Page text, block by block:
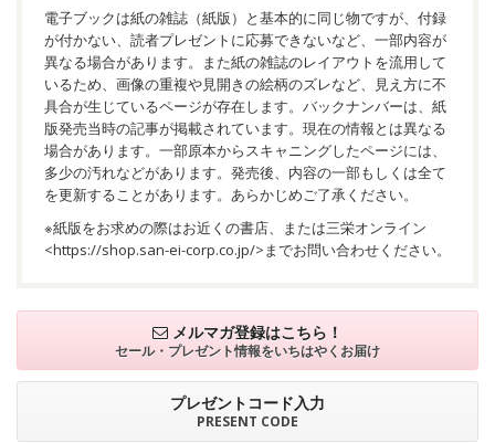
電子ブックは紙の雑誌（紙版）と基本的に同じ物ですが、付録
が付かない、読者プレゼントに応募できないなど、一部内容が
異なる場合があります。また紙の雑誌のレイアウトを流用して
いるため、画像の重複や見開きの絵柄のズレなど、見え方に不
具合が生じているページが存在します。バックナンバーは、紙
版発売当時の記事が掲載されています。現在の情報とは異なる
場合があります。一部原本からスキャニングしたページには、
多少の汚れなどがあります。発売後、内容の一部もしくは全て
を更新することがあります。あらかじめご了承ください。
※紙版をお求めの際はお近くの書店、または三栄オンライン
<https://shop.san-ei-corp.co.jp/>までお問い合わせください。
メルマガ登録はこちら！
セール・プレゼント情報をいちはやくお届け
プレゼントコード入力
PRESENT CODE